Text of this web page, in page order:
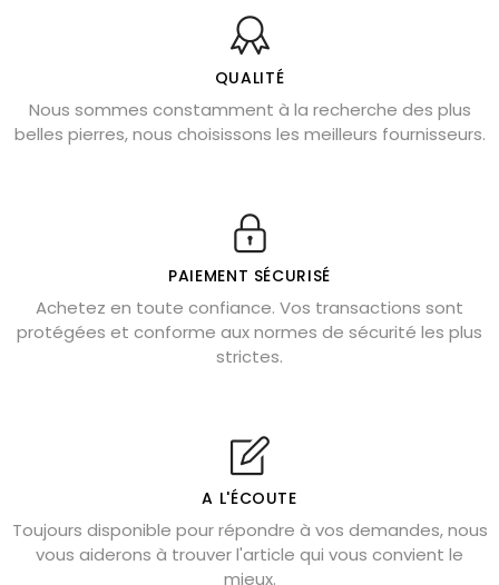
Bienfaits de la sélénite – pierre des anges
L’améthyste est-elle faite pour moi ?
Chrysocolle : pierre apaisante
Obsidienne dorée : vertus et signification
Véritable citrine naturelle non chauffée
Où placer la citrine dans la maison
Cornaline : propriétés magiques
Capricorne : quelles pierres choisir
Shungite : purification et protection
Bagues en labradorite argent 925
Lapis lazuli : propriétés et précautions
QUALITÉ
Nous sommes constamment à la recherche des plus
belles pierres, nous choisissons les meilleurs fournisseurs.
PAIEMENT SÉCURISÉ
Achetez en toute confiance. Vos transactions sont
protégées et conforme aux normes de sécurité les plus
strictes.
A L'ÉCOUTE
Toujours disponible pour répondre à vos demandes, nous
vous aiderons à trouver l'article qui vous convient le
mieux.